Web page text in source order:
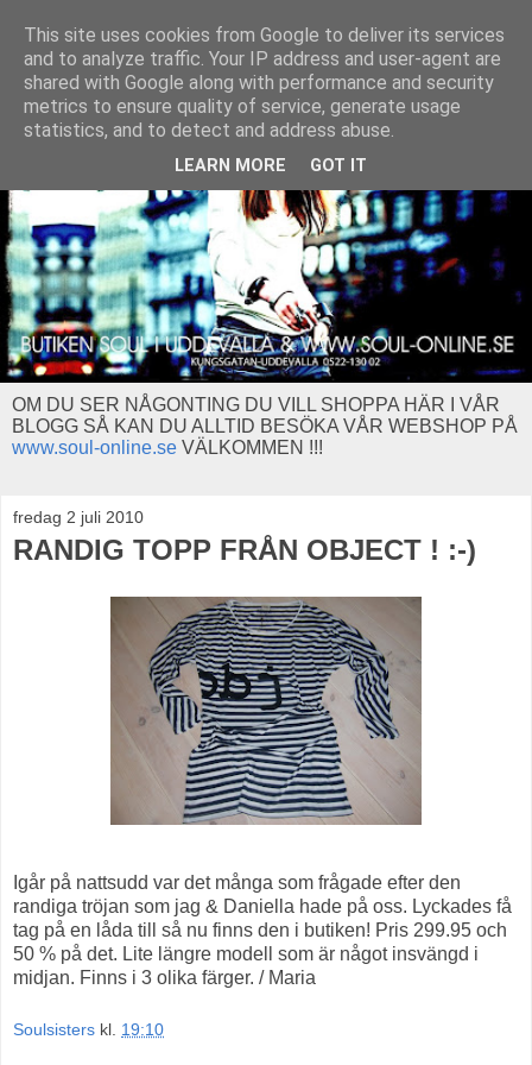
OM DU SER NÅGONTING DU VILL SHOPPA HÄR I VÅR
BLOGG SÅ KAN DU ALLTID BESÖKA VÅR WEBSHOP PÅ
www.soul-online.se VÄLKOMMEN !!!
fredag 2 juli 2010
RANDIG TOPP FRÅN OBJECT ! :-)
Igår på nattsudd var det många som frågade efter den
randiga tröjan som jag & Daniella hade på oss. Lyckades få
tag på en låda till så nu finns den i butiken! Pris 299.95 och
50 % på det. Lite längre modell som är något insvängd i
midjan. Finns i 3 olika färger. / Maria
Soulsisters kl. 19:10
This site uses cookies from Google to deliver its services
and to analyze traffic. Your IP address and user-agent are
shared with Google along with performance and security
metrics to ensure quality of service, generate usage
statistics, and to detect and address abuse.
LEARN MORE GOT IT